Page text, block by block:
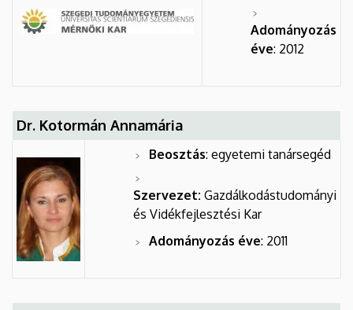
Adományozás
éve: 2012
Dr. Kotormán Annamária
Beosztás: egyetemi tanársegéd
Szervezet: Gazdálkodástudományi
és Vidékfejlesztési Kar
Adományozás éve: 2011